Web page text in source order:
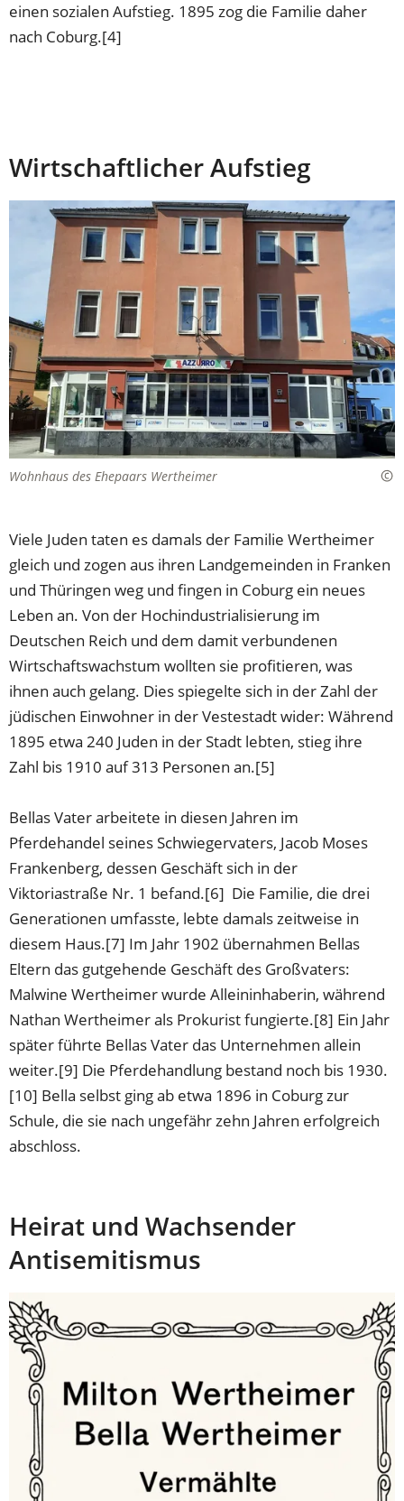
einen sozialen Aufstieg. 1895 zog die Familie daher
nach Coburg.[4]
Wirtschaftlicher Aufstieg
Wohnhaus des Ehepaars Wertheimer
Viele Juden taten es damals der Familie Wertheimer
gleich und zogen aus ihren Landgemeinden in Franken
und Thüringen weg und fingen in Coburg ein neues
Leben an. Von der Hochindustrialisierung im
Deutschen Reich und dem damit verbundenen
Wirtschaftswachstum wollten sie profitieren, was
ihnen auch gelang. Dies spiegelte sich in der Zahl der
jüdischen Einwohner in der Vestestadt wider: Während
1895 etwa 240 Juden in der Stadt lebten, stieg ihre
Zahl bis 1910 auf 313 Personen an.[5]
Bellas Vater arbeitete in diesen Jahren im
Pferdehandel seines Schwiegervaters, Jacob Moses
Frankenberg, dessen Geschäft sich in der
Viktoriastraße Nr. 1 befand.[6] Die Familie, die drei
Generationen umfasste, lebte damals zeitweise in
diesem Haus.[7] Im Jahr 1902 übernahmen Bellas
Eltern das gutgehende Geschäft des Großvaters:
Malwine Wertheimer wurde Alleininhaberin, während
Nathan Wertheimer als Prokurist fungierte.[8] Ein Jahr
später führte Bellas Vater das Unternehmen allein
weiter.[9] Die Pferdehandlung bestand noch bis 1930.
[10] Bella selbst ging ab etwa 1896 in Coburg zur
Schule, die sie nach ungefähr zehn Jahren erfolgreich
abschloss.
Heirat und Wachsender
Antisemitismus